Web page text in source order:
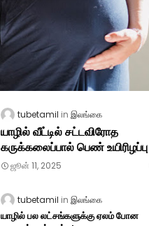
tubetamil இலங்கை
யாழில் வீட்டில் சட்டவிரோத
கருக்கலைப்பால் பெண் உயிரிழப்பு
ஜூன் 11, 2025
tubetamil இலங்கை
யாழில் பல லட்சங்களுக்கு ஏலம் போன